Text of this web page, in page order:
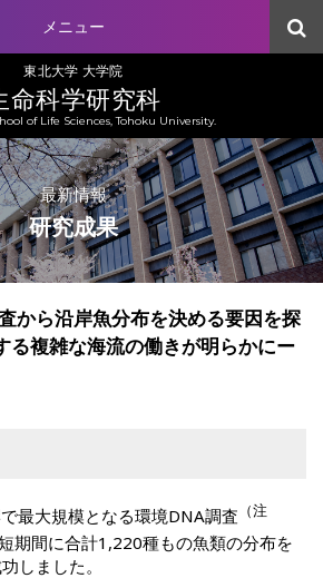
メニュー
東北大学 大学院
命科学研究科
of Life Sciences, Tohoku University.
最新情報
研究成果
から沿岸魚分布を決める要因を探
複雑な海流の働きが明らかにー
最大規模となる環境DNA調査 （注
期間に合計1,220種もの魚類の分布を
しました。